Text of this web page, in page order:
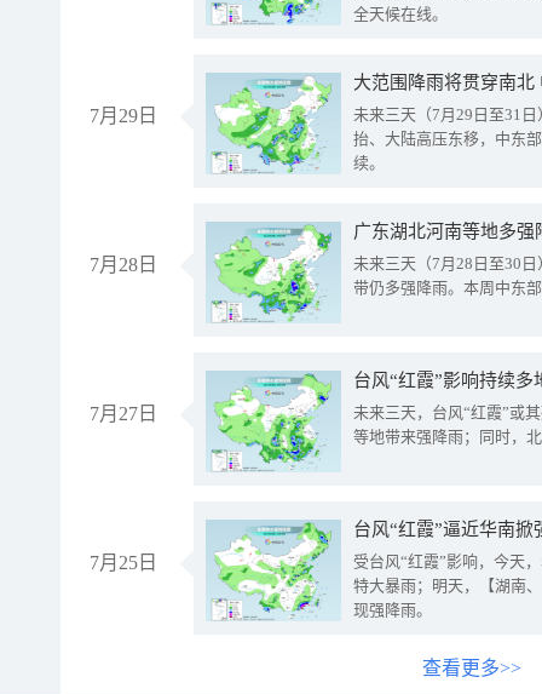
全天候在线。
7月29日
大范围降雨将贯穿南
未来三天（7月29日至31
抬、大陆高压东移，中东
续。
7月28日
广东湖北河南等地多
未来三天（7月28日至30
带仍多强降雨。本周中东
7月27日
台风“红霞”影响持续
未来三天，台风“红霞”或
等地带来强降雨；同时，
7月25日
台风“红霞”逼近华南
受台风“红霞”影响，今天
特大暴雨；明天，【湖南
现强降雨。
查看更多>>